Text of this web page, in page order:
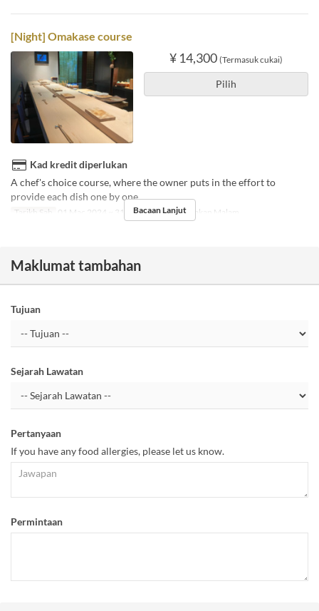
[Night] Omakase course
¥ 14,300 (Termasuk cukai)
Pilih
Kad kredit diperlukan
A chef's choice course, where the owner puts in the effort to
provide each dish one by one.
Tarikh Sah 01 Mac 2024 ~ 31 Okt Makanan Makan Malam
Bacaan Lanjut
Maklumat tambahan
Tujuan
Sejarah Lawatan
Pertanyaan
If you have any food allergies, please let us know.
Permintaan